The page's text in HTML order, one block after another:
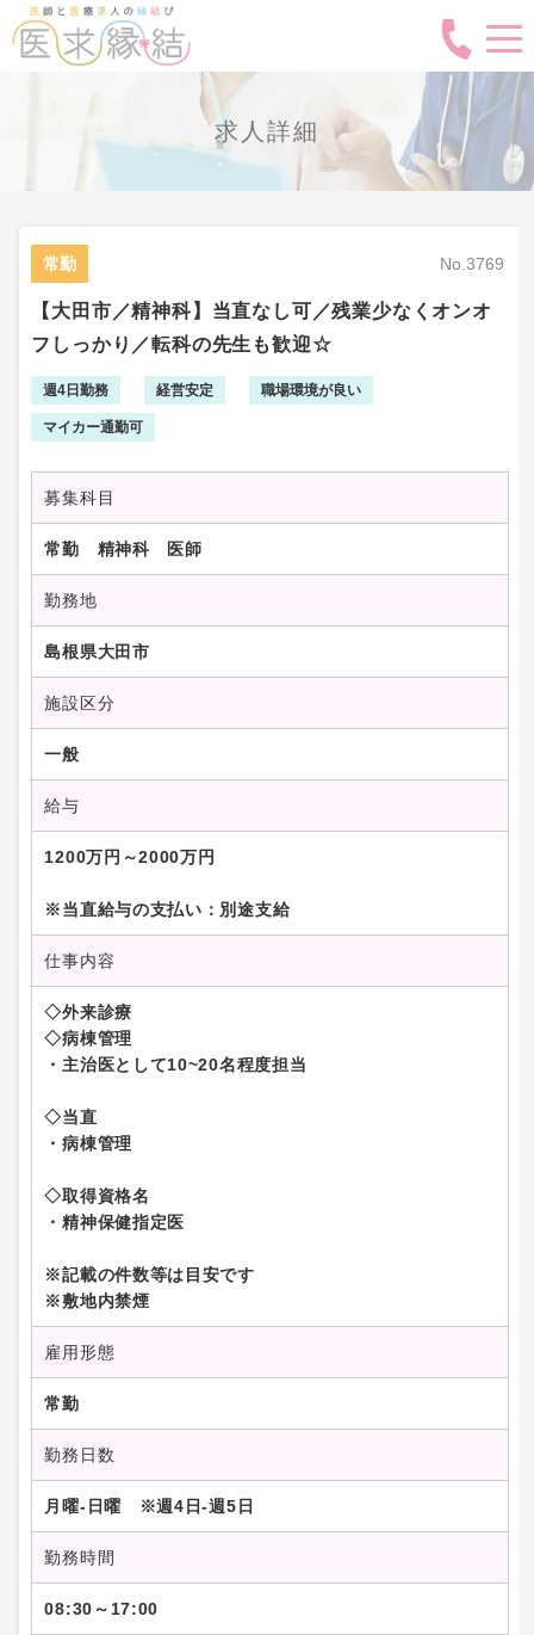
求人詳細
常勤 No.3769
【大田市／精神科】当直なし可／残業少なくオンオ
フしっかり／転科の先生も歓迎☆
週4日勤務 経営安定 職場環境が良い
マイカー通勤可
募集科目
常勤 精神科 医師
勤務地
島根県大田市
施設区分
一般
給与
1200万円～2000万円
※当直給与の支払い：別途支給
仕事内容
◇外来診療
◇病棟管理
・主治医として10~20名程度担当
◇当直
・病棟管理
◇取得資格名
・精神保健指定医
※記載の件数等は目安です
※敷地内禁煙
雇用形態
常勤
勤務日数
月曜-日曜 ※週4日-週5日
勤務時間
08:30～17:00